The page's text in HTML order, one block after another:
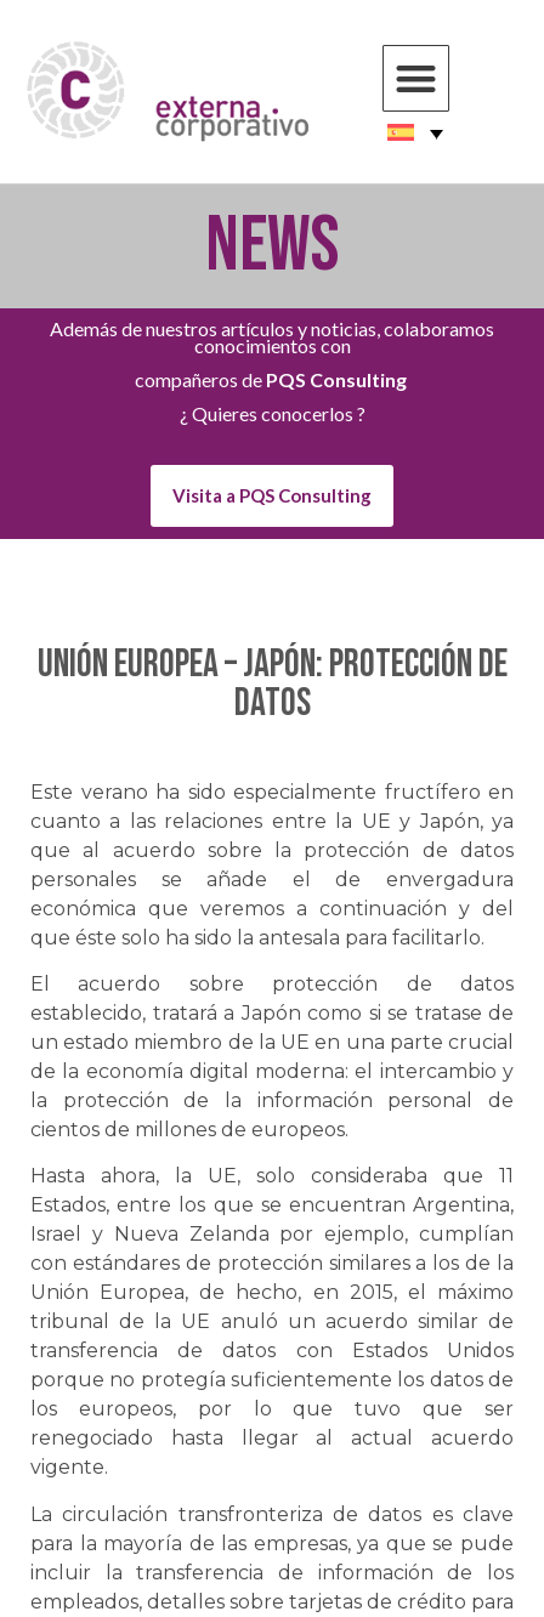
NEWS
Además de nuestros artículos y noticias, colaboramos
conocimientos con
compañeros de PQS Consulting
¿ Quieres conocerlos ?
Visita a PQS Consulting
UNIÓN EUROPEA – JAPÓN: Protección de
datos
Este verano ha sido especialmente fructífero en
cuanto a las relaciones entre la UE y Japón, ya
que al acuerdo sobre la protección de datos
personales se añade el de envergadura
económica que veremos a continuación y del
que éste solo ha sido la antesala para facilitarlo.
El acuerdo sobre protección de datos
establecido, tratará a Japón como si se tratase de
un estado miembro de la UE en una parte crucial
de la economía digital moderna: el intercambio y
la protección de la información personal de
cientos de millones de europeos.
Hasta ahora, la UE, solo consideraba que 11
Estados, entre los que se encuentran Argentina,
Israel y Nueva Zelanda por ejemplo, cumplían
con estándares de protección similares a los de la
Unión Europea, de hecho, en 2015, el máximo
tribunal de la UE anuló un acuerdo similar de
transferencia de datos con Estados Unidos
porque no protegía suficientemente los datos de
los europeos, por lo que tuvo que ser
renegociado hasta llegar al actual acuerdo
vigente.
La circulación transfronteriza de datos es clave
para la mayoría de las empresas, ya que se pude
incluir la transferencia de información de los
empleados, detalles sobre tarjetas de crédito para